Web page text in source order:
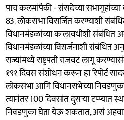
पाच कलमांपैकी - संसदेच्या
83, लोकसभा विसर्जित करण्याशी
विधानमंडळांच्या कालावधीशी संबंधित
विधानमंडळांच्या विसर्जनाशी
राज्यांमध्ये राष्ट्रपती राजवट लागू
१९१ दिवस संशोधन करून हा रिपोर्ट
लोकसभा आणि विधानसभेच्या
त्यानंतर 100 दिवसांत दुसऱ्या टप्प्यात
निवडणुका घेता येऊ शकतात, असं